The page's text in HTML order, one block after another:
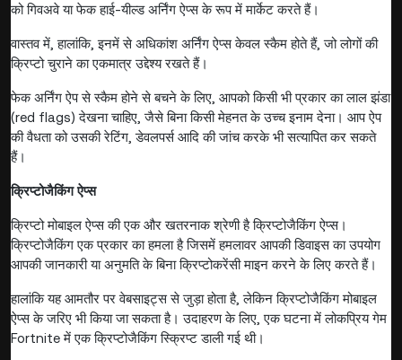
को गिवअवे या फेक हाई-यील्ड अर्निंग ऐप्स के रूप में मार्केट करते हैं।
वास्तव में, हालांकि, इनमें से अधिकांश अर्निंग ऐप्स केवल स्कैम होते हैं, जो लोगों की
क्रिप्टो चुराने का एकमात्र उद्देश्य रखते हैं।
फेक अर्निंग ऐप से स्कैम होने से बचने के लिए, आपको किसी भी प्रकार का लाल झंडा
(red flags) देखना चाहिए, जैसे बिना किसी मेहनत के उच्च इनाम देना। आप ऐप
की वैधता को उसकी रेटिंग, डेवलपर्स आदि की जांच करके भी सत्यापित कर सकते
हैं।
क्रिप्टोजैकिंग ऐप्स
क्रिप्टो मोबाइल ऐप्स की एक और खतरनाक श्रेणी है क्रिप्टोजैकिंग ऐप्स।
क्रिप्टोजैकिंग एक प्रकार का हमला है जिसमें हमलावर आपकी डिवाइस का उपयोग
आपकी जानकारी या अनुमति के बिना क्रिप्टोकरेंसी माइन करने के लिए करते हैं।
हालांकि यह आमतौर पर वेबसाइट्स से जुड़ा होता है, लेकिन क्रिप्टोजैकिंग मोबाइल
ऐप्स के जरिए भी किया जा सकता है। उदाहरण के लिए, एक घटना में लोकप्रिय गेम
Fortnite में एक क्रिप्टोजैकिंग स्क्रिप्ट डाली गई थी।